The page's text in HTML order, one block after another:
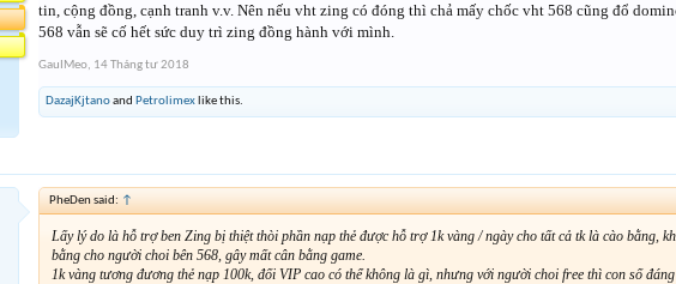
tin, cộng đồng, cạnh tranh v.v. Nên nếu vht zing có đóng thì chả mấy chốc vht 568 cũng đổ
568 vẫn sẽ cố hết sức duy trì zing đồng hành với mình.
GauIMeo, 14 Tháng tư 2018
DazajKjtanoand Petrolimexlike this.
PheDen said: ↑
Lấy lý do là hỗ trợ ben Zing bị thiệt thòi phần nạp thẻ được hỗ trợ 1k vàng / ngày cho tất cả tk là cào bằng,
bằng cho người choi bên 568, gây mất cân bằng game.
1k vàng tương đương thẻ nạp 100k, đối VIP cao có thể không là gì, nhưng với người choi free thì con số